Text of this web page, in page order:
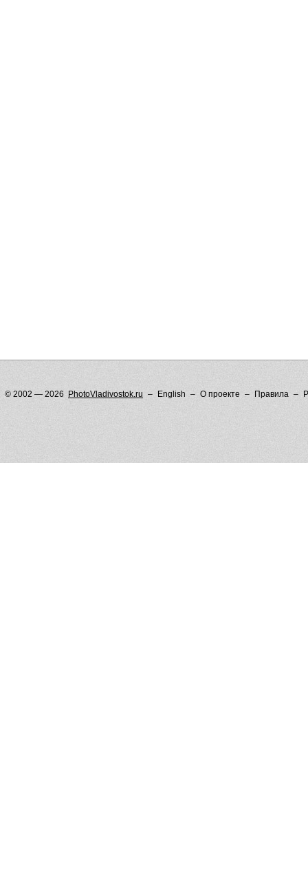
© 2002 — 2026 PhotoVladivostok.ru English О проекте Правила